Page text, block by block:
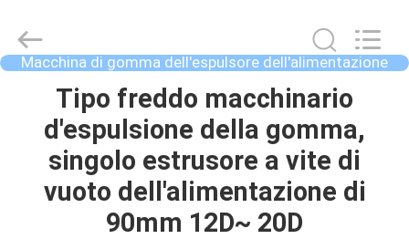
CASA
PRODOTTI
Running
Machine
CO.,LTD.
All
Macchina di gomma dell'espulsore dell'alimentazione
fredda
Tipo freddo macchinario
d'espulsione della gomma,
singolo estrusore a vite di
vuoto dell'alimentazione di
90mm 12D~ 20D